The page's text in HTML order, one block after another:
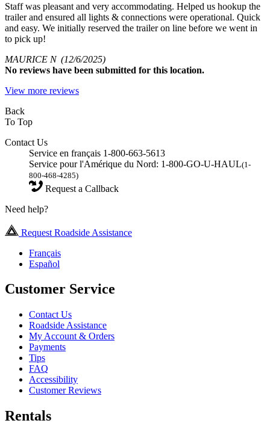
Staff was pleasant and very accommodating. Helped us hookup the
trailer and ensured all lights & connections were operational. Quick
and easy. We initially reserved the trailer on line before we went in
to pick up!
MAURICE N (12/6/2025)
No reviews have been submitted for this location.
View more reviews
Back
To Top
Contact Us
Service en français 1-800-663-5613
Service pour l'Amérique du Nord: 1-800-GO-U-HAUL(1-
800-468-4285)
Request a Callback
Need help?
Request Roadside Assistance
Français
Español
Customer Service
Contact Us
Roadside Assistance
My Account & Orders
Payments
Tips
FAQ
Accessibility
Customer Reviews
Rentals